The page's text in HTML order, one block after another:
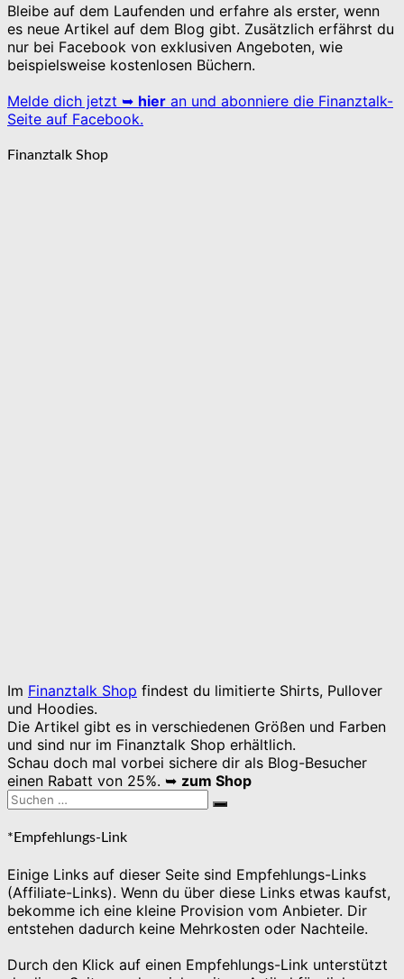
Bleibe auf dem Laufenden und erfahre als erster, wenn
es neue Artikel auf dem Blog gibt. Zusätzlich erfährst du
nur bei Facebook von exklusiven Angeboten, wie
beispielsweise kostenlosen Büchern.
Melde dich jetzt ➥ hier an und abonniere die Finanztalk-
Seite auf Facebook.
Finanztalk Shop
Im Finanztalk Shop findest du limitierte Shirts, Pullover
und Hoodies.
Die Artikel gibt es in verschiedenen Größen und Farben
und sind nur im Finanztalk Shop erhältlich.
Schau doch mal vorbei sichere dir als Blog-Besucher
einen Rabatt von 25%. ➥ zum Shop
Suchen
Suchen
*Empfehlungs-Link
Einige Links auf dieser Seite sind Empfehlungs-Links
(Affiliate-Links). Wenn du über diese Links etwas kaufst,
bekomme ich eine kleine Provision vom Anbieter. Dir
entstehen dadurch keine Mehrkosten oder Nachteile.
Durch den Klick auf einen Empfehlungs-Link unterstützt